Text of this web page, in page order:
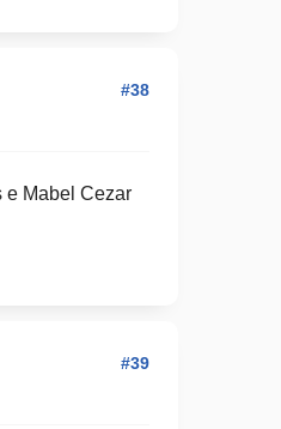
#38
e Mabel Cezar
#39